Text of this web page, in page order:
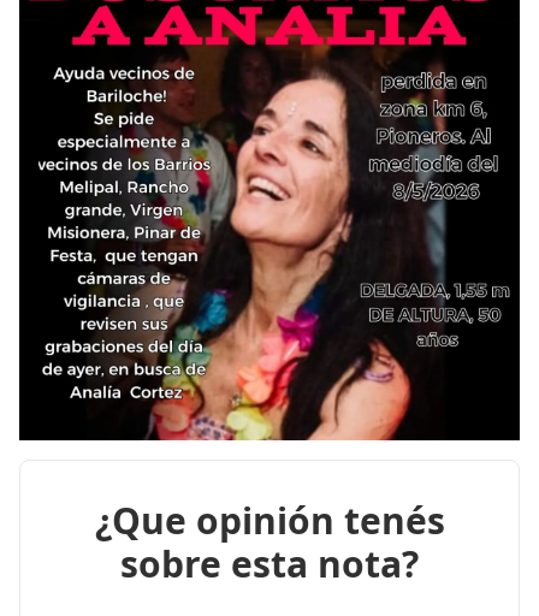
¿Que opinión tenés
sobre esta nota?